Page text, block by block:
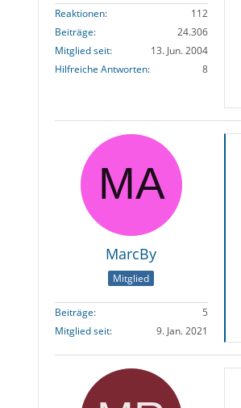
Reaktionen
112
Beiträge
24.306
Mitglied seit
13. Jun. 2004
Hilfreiche Antworten
8
MarcBy
Mitglied
Beiträge
5
Mitglied seit
9. Jan. 2021